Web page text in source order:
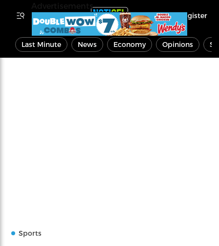
Register
Last Minute News Economy Opinions
Sports
Advertisements